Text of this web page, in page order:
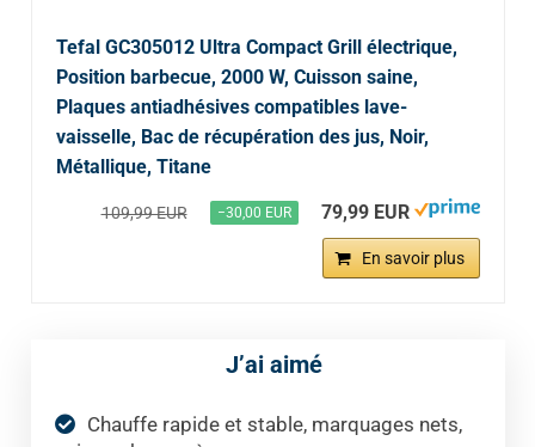
Tefal GC305012 Ultra Compact Grill électrique,
Position barbecue, 2000 W, Cuisson saine,
Plaques antiadhésives compatibles lave-
vaisselle, Bac de récupération des jus, Noir,
Métallique, Titane
109,99 EUR −30,00 EUR 79,99 EUR
En savoir plus
J’ai aimé
Chauffe rapide et stable, marquages nets,